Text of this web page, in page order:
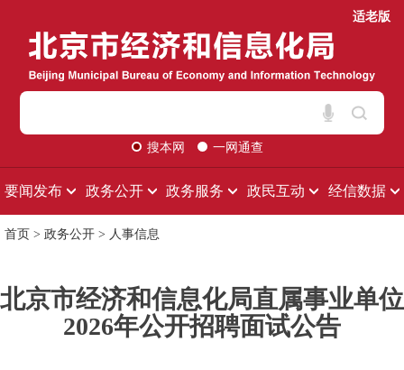
适老版
搜本网 一网通查
要闻发布 政务公开 政务服务 政民互动 经信数据
首页 > 政务公开 > 人事信息
北京市经济和信息化局直属事业单位
2026年公开招聘面试公告